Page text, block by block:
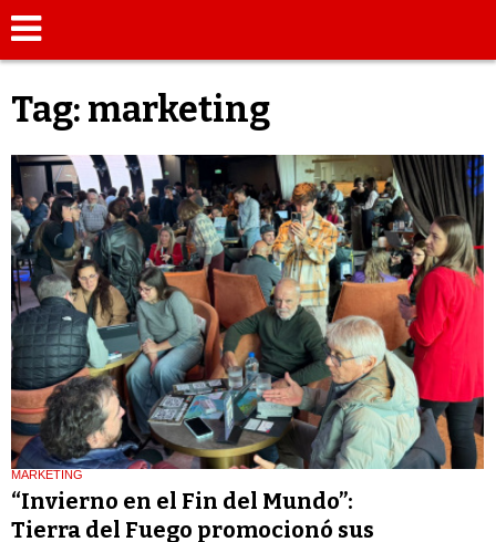
Tag: marketing
MARKETING
“Invierno en el Fin del Mundo”:
Tierra del Fuego promocionó sus